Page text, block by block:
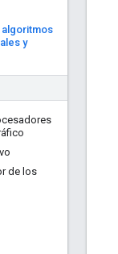
y
de los